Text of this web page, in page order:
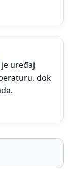
uređaj
dok